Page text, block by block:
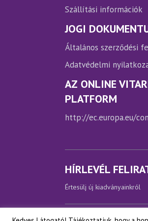
Szállítási információk
JOGI
Általános szerződési
Adatvédelmi
AZ ONLINE
PLATFORM
http://ec.europa.eu/
HÍRLEVÉL
Értesülj új kiadványainkról